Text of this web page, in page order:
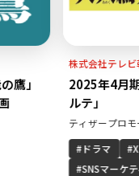
株式会社テレビ朝日
2025年4月期火
ルテ」
ティザープロモーショ
ドラマ X LINE
SNSマーケティング